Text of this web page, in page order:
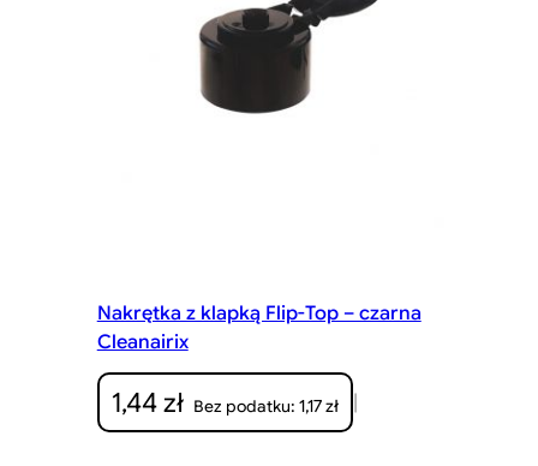
Nakrętka z klapką Flip-Top – czarna
Cleanairix
1,44zł Bez podatku: 1,17zł |